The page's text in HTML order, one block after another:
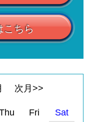
こちら
次月>>
Fri
Sat